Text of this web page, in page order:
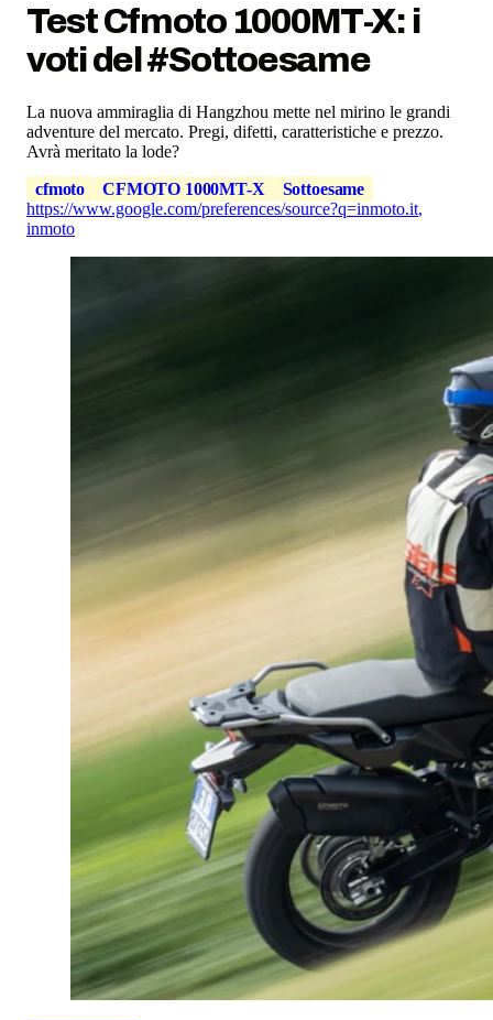
Test Cfmoto 1000MT-X: i
voti del #Sottoesame
La nuova ammiraglia di Hangzhou mette nel mirino le grandi
adventure del mercato. Pregi, difetti, caratteristiche e prezzo.
Avrà meritato la lode?
cfmoto
CFMOTO 1000MT-X
Sottoesame
https://www.google.com/preferences/source?q=inmoto.it,
inmoto